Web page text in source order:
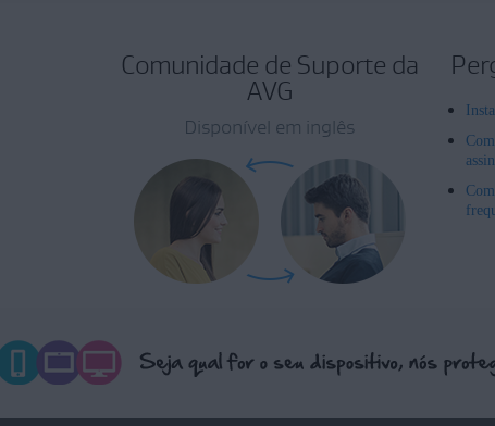
Comunidade de Suporte da
AVG
Disponível em inglês